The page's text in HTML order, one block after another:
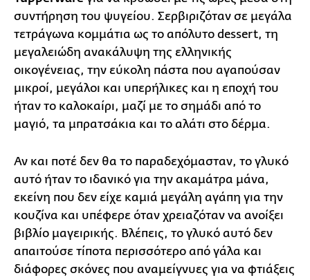
συντήρηση του ψυγείου. Σερβιριζόταν σε μεγάλα
τετράγωνα κομμάτια ως το απόλυτο dessert, τη
μεγαλειώδη ανακάλυψη της ελληνικής
οικογένειας, την εύκολη πάστα που αγαπούσαν
μικροί, μεγάλοι και υπερήλικες και η εποχή του
ήταν το καλοκαίρι, μαζί με το σημάδι από το
μαγιό, τα μπρατσάκια και το αλάτι στο δέρμα.
Αν και ποτέ δεν θα το παραδεχόμασταν, το γλυκό
αυτό ήταν το ιδανικό για την ακαμάτρα μάνα,
εκείνη που δεν είχε καμιά μεγάλη αγάπη για την
κουζίνα και υπέφερε όταν χρειαζόταν να ανοίξει
βιβλίο μαγειρικής. Βλέπεις, το γλυκό αυτό δεν
απαιτούσε τίποτα περισσότερο από γάλα και
διάφορες σκόνες που αναμείγνυες για να φτιάξεις